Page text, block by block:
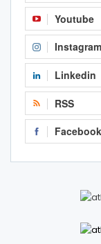
Youtube
Instagram
Linkedin
RSS
Facebook